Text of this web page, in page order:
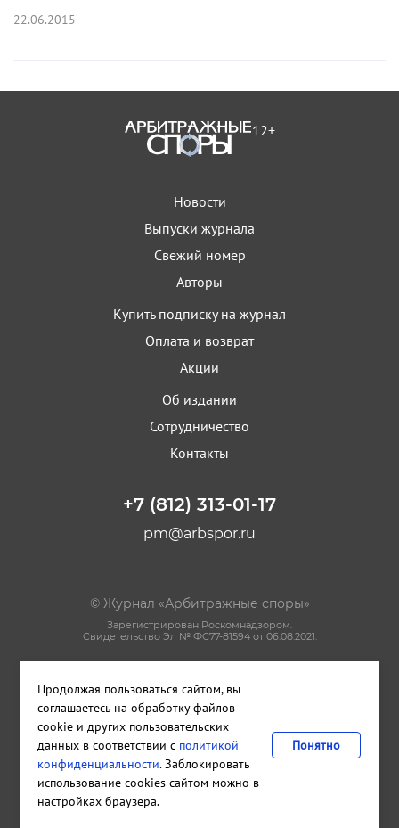
22.06.2015
12+
Новости
Выпуски журнала
Свежий номер
Авторы
Купить подписку на журнал
Оплата и возврат
Акции
Об издании
Сотрудничество
Контакты
+7 (812) 313-01-17
pm@arbspor.ru
© Журнал «Арбитражные споры»
Зарегистрирован Роскомнадзором.
Свидетельство Эл № ФС77-81594 от 06.08.2021.
ISSN 2712-9292
Политика конфиденциальности
Пользовательское соглашение
Правила использования материалов сайта
Сделано вCetera
Издательство и редакция ООО "КАДИС"
Санкт-Петербург,Петроградская набережная, дом 22, литера А,
Продолжая пользоваться сайтом, вы
соглашаетесь на обработку файлов
cookie и других пользовательских
данных в соответствии с политикой
конфиденциальности. Заблокировать
использование cookies сайтом можно в
настройках браузера.
Понятно